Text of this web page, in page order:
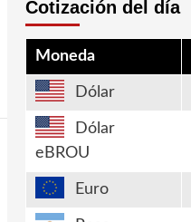
Cotización del día
Moneda
Dólar
Dólar
eBROU
Euro